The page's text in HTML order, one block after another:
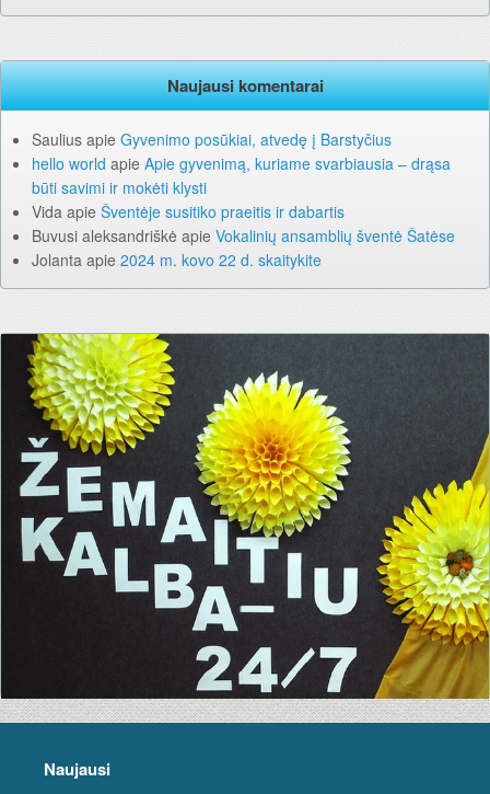
Naujausi komentarai
Saulius apie Gyvenimo posūkiai, atvedę į Barstyčius
hello world apie Apie gyvenimą, kuriame svarbiausia – drąsa
būti savimi ir mokėti klysti
Vida apie Šventėje susitiko praeitis ir dabartis
Buvusi aleksandriškė apie Vokalinių ansamblių šventė Šatėse
Jolanta apie 2024 m. kovo 22 d. skaitykite
Naujausi